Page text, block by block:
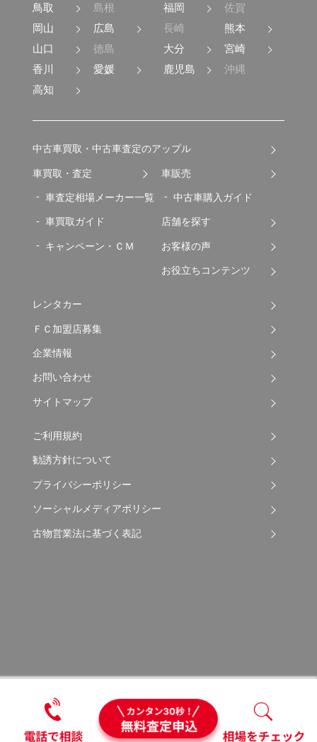
鳥取
島根
岡山
広島
山口
徳島
香川
愛媛
高知
福岡
佐賀
長崎
熊本
大分
宮崎
鹿児島
沖縄
中古車買取・中古車査定のアップル
車買取・査定
車査定相場メーカー一覧
車買取ガイド
キャンペーン・ＣＭ
車販売
中古車購入ガイド
店舗を探す
お客様の声
お役立ちコンテンツ
レンタカー
ＦＣ加盟店募集
企業情報
お問い合わせ
サイトマップ
ご利用規約
勧誘方針について
プライバシーポリシー
ソーシャルメディアポリシー
古物営業法に基づく表記